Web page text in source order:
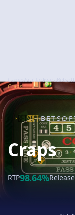
Craps
Craps
RTP98.64%